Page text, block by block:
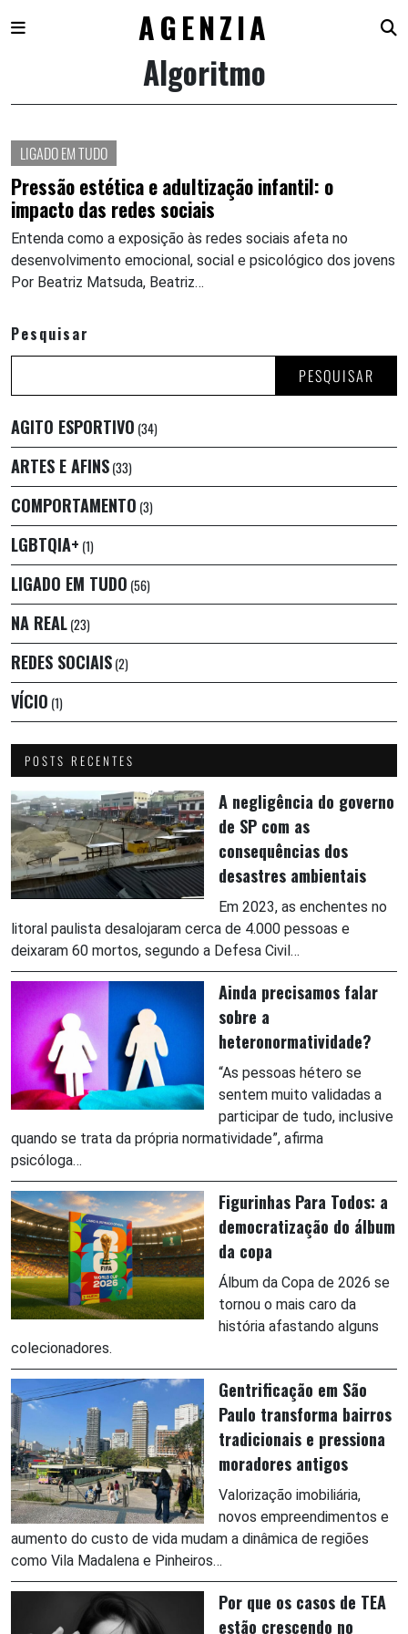
content
AGENZIA
Algoritmo
LIGADO EM TUDO
Pressão estética e adultização infantil: o
impacto das redes sociais
Entenda como a exposição às redes sociais afeta no
desenvolvimento emocional, social e psicológico dos jovens
Por Beatriz Matsuda, Beatriz…
Pesquisar
PESQUISAR
AGITO ESPORTIVO (34)
ARTES E AFINS(33)
COMPORTAMENTO (3)
LGBTQIA+ (1)
LIGADO EM TUDO (56)
NA REAL(23)
REDES SOCIAIS(2)
VÍCIO (1)
POSTS RECENTES
A negligência do governo
de SP com as
consequências dos
desastres ambientais
Em 2023, as enchentes no
litoral paulista desalojaram cerca de 4.000 pessoas e
deixaram 60 mortos, segundo a Defesa Civil…
Ainda precisamos falar
sobre a
heteronormatividade?
“As pessoas hétero se
sentem muito validadas a
participar de tudo, inclusive
quando se trata da própria normatividade”, afirma
psicóloga…
Figurinhas Para Todos: a
democratização do álbum
da copa
Álbum da Copa de 2026 se
tornou o mais caro da
história afastando alguns
colecionadores.
Gentrificação em São
Paulo transforma bairros
tradicionais e pressiona
moradores antigos
Valorização imobiliária,
novos empreendimentos e
aumento do custo de vida mudam a dinâmica de regiões
como Vila Madalena e Pinheiros…
Por que os casos de TEA
estão crescendo no